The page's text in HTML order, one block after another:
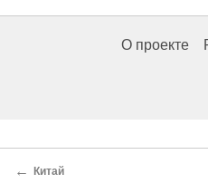
О проекте
← Китай